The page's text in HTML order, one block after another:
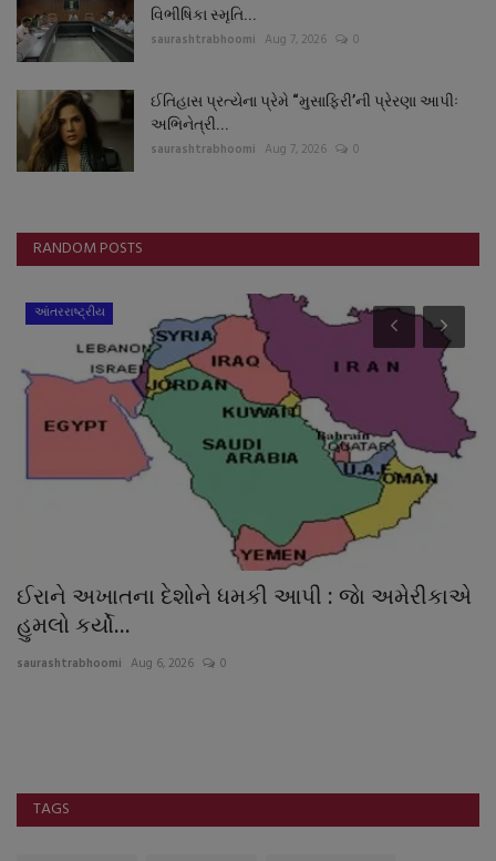
વિભીષિકા સ્મૃતિ...
saurashtrabhoomi Aug 7, 2026 0
ઈતિહાસ પ્રત્યેના પ્રેમે “મુસાફિરી’ની પ્રેરણા આપીઃ
અભિનેત્રી...
saurashtrabhoomi Aug 7, 2026 0
RANDOM POSTS
આંતરરાષ્ટ્રીય
ઈરાને અખાતના દેશોને ધમકી આપી : જાે અમેરીકાએ
હુમલો કર્યો...
saurashtrabhoomi Aug 6, 2026 0
TAGS